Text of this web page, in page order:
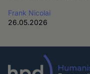
Frank Nicolai
26.05.2026